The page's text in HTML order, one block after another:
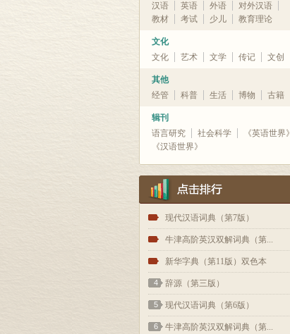
汉语
英语 外语
对外汉语
教材
考试 少儿 教育理论
文化
文化
艺术 文学 传记 文创
其他
经管
科普 生活 博物 古籍
辑刊
语言研究
社会科学
《英语世界》
《汉语世界》
1 现代汉语词典（第7版）
2 牛津高阶英汉双解词典（第...
3 新华字典（第11版）双色本
4 辞源（第三版）
5 现代汉语词典（第6版）
6 牛津高阶英汉双解词典（第...